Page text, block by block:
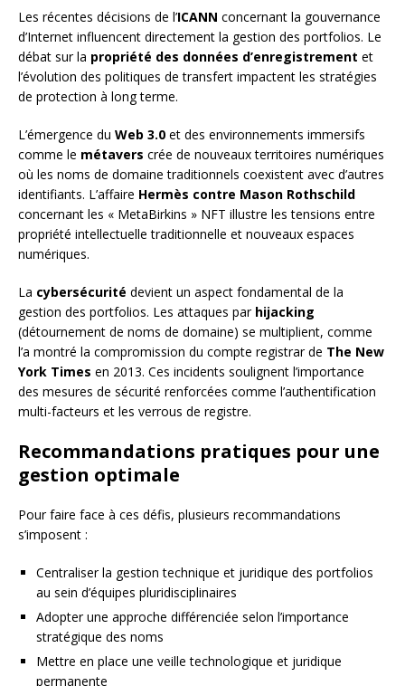
Les récentes décisions de l’ICANN concernant la gouvernance
d’Internet influencent directement la gestion des portfolios. Le
débat sur la propriété des données d’enregistrement et
l’évolution des politiques de transfert impactent les stratégies
de protection à long terme.
L’émergence du Web 3.0 et des environnements immersifs
comme le métavers crée de nouveaux territoires numériques
où les noms de domaine traditionnels coexistent avec d’autres
identifiants. L’affaire Hermès contre Mason Rothschild
concernant les « MetaBirkins » NFT illustre les tensions entre
propriété intellectuelle traditionnelle et nouveaux espaces
numériques.
La cybersécurité devient un aspect fondamental de la
gestion des portfolios. Les attaques par hijacking
(détournement de noms de domaine) se multiplient, comme
l’a montré la compromission du compte registrar de The New
York Times en 2013. Ces incidents soulignent l’importance
des mesures de sécurité renforcées comme l’authentification
multi-facteurs et les verrous de registre.
Recommandations pratiques pour une
gestion optimale
Pour faire face à ces défis, plusieurs recommandations
s’imposent :
Centraliser la gestion technique et juridique des portfolios
au sein d’équipes pluridisciplinaires
Adopter une approche différenciée selon l’importance
stratégique des noms
Mettre en place une veille technologique et juridique
permanente